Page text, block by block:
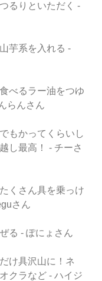
るりといただく -
芋系を入れる -
べるラー油をつゆ
らんさん
もかってくらいし
し最高！ - チーさ
くさん具を乗っけ
さん
る - ぽにょさん
け具沢山に！ネ
クラなど - ハイジ